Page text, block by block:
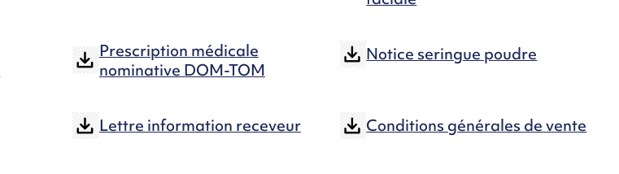
Prescription médicale
nominative DOM-TOM
Notice seringue poudre
Lettre information receveur Conditions générales de vente